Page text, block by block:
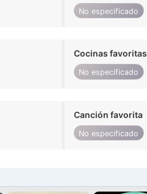
No especificado
Cocinas favoritas
No especificado
Canción favorita
No especificado